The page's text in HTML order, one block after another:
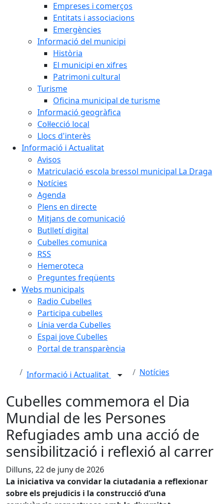
Empreses i comerços
Entitats i associacions
Emergències
Informació del municipi
Història
El municipi en xifres
Patrimoni cultural
Turisme
Oficina municipal de turisme
Informació geogràfica
Col·lecció local
Llocs d'interès
Informació i Actualitat
Avisos
Matriculació escola bressol municipal La Draga
Notícies
Agenda
Plens en directe
Mitjans de comunicació
Butlletí digital
Cubelles comunica
RSS
Hemeroteca
Preguntes freqüents
Webs municipals
Radio Cubelles
Participa cubelles
Línia verda Cubelles
Espai jove Cubelles
Portal de transparència
Informació i Actualitat Notícies
Cubelles commemora el Dia
Mundial de les Persones
Refugiades amb una acció de
sensibilització i reflexió al carrer
Dilluns, 22 de juny de 2026
La iniciativa va convidar la ciutadania a reflexionar
sobre els prejudicis i la construcció d’una